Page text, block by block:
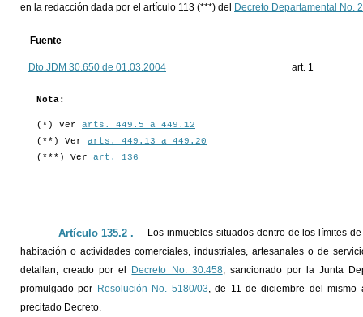
en la redacción dada por el artículo 113 (***) del
Decreto Departamental No.
Fuente
Dto.JDM 30.650 de 01.03.2004 art. 1
Nota:
(*) Ver arts. 449.5 a 449.12
(**) Ver arts. 449.13 a 449.20
(***) Ver art. 136
Artículo 135.2 ._
Los inmuebles situados dentro de los límites
habitación o actividades comerciales, industriales, artesanales o de
detallan, creado por el
Decreto No. 30.458, sancionado por la Junta
promulgado por Resolución No. 5180/03, de 11 de diciembre del
precitado Decreto.